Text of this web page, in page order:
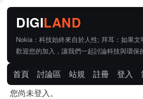
Nokia：科技始終來自於人性; 拜耳：如果
歡迎您的加入，讓我們一起討論科技與環保
首頁 討論區 站規 註冊 登入
您尚未登入。